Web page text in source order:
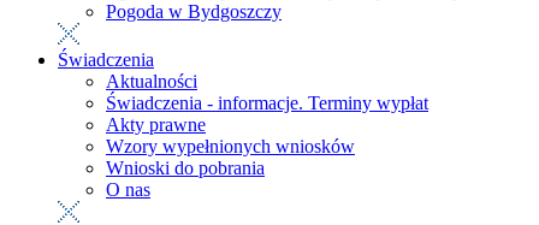
Pogoda w Bydgoszczy
Świadczenia
Aktualności
Świadczenia - informacje. Terminy wypłat
Akty prawne
Wzory wypełnionych wniosków
Wnioski do pobrania
O nas